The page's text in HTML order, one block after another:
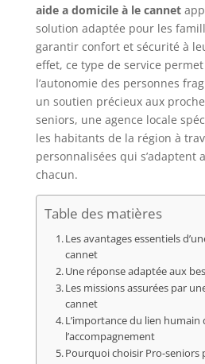
aide a domicile à le cannet
solution adaptée pour les
garantir confort et sécurité à
effet, ce type de service
l’autonomie des personnes
un soutien précieux aux
seniors, une agence locale
les habitants de la région à
personnalisées qui s’adaptent
chacun.
Table des matières
Les avantages essentiels
cannet
Une réponse adaptée aux
Les missions assurées par
cannet
L’importance du lien humain
l’accompagnement
Pourquoi choisir Pro-seniors